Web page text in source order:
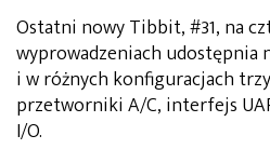
Ostatni nowy Tibbit, #31, na
wyprowadzeniach udostępnia
i w różnych konfiguracjach
przetworniki A/C, interfejs
I/O.